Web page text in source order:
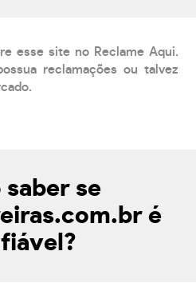
esse site no Reclame Aqui.
reclamações ou talvez
saber se
é